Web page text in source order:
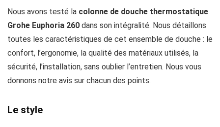
Nous avons testé la colonne de douche thermostatique
Grohe Euphoria 260 dans son intégralité. Nous détaillons
toutes les caractéristiques de cet ensemble de douche : le
confort, l’ergonomie, la qualité des matériaux utilisés, la
sécurité, l’installation, sans oublier l’entretien. Nous vous
donnons notre avis sur chacun des points.
Le style